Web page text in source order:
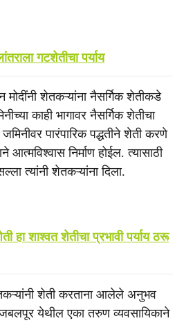
गटशेतीचा पर्याय
मोदींनी शेतकऱ्यांना नैसर्गिक शेतीकडे
काही भागावर नैसर्गिक शेतीचा
पारंपारिक पद्धतीने शेती करणे
आत्मविश्वास निर्माण होईल. त्यासाठी
त्यांनी शेतकऱ्यांना दिला.
शाश्‍वत शेतीचा प्रभावी पर्याय ठरू
शेती करताना आलेले अनुभव
येथील एका तरुण व्यवसायिकाने